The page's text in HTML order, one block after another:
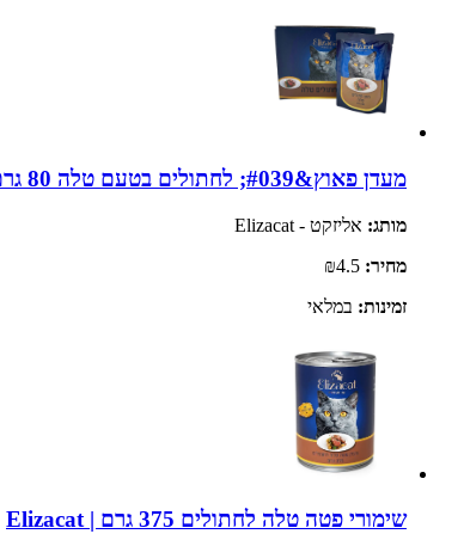
מעדן פאוץ&#039; לחתולים בטעם טלה 80 גרם | Elizacat
מותג: אליזקט - Elizacat
מחיר:
זמינות: במלאי
שימורי פטה טלה לחתולים 375 גרם | Elizacat